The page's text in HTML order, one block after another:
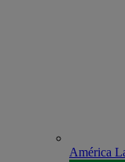
América